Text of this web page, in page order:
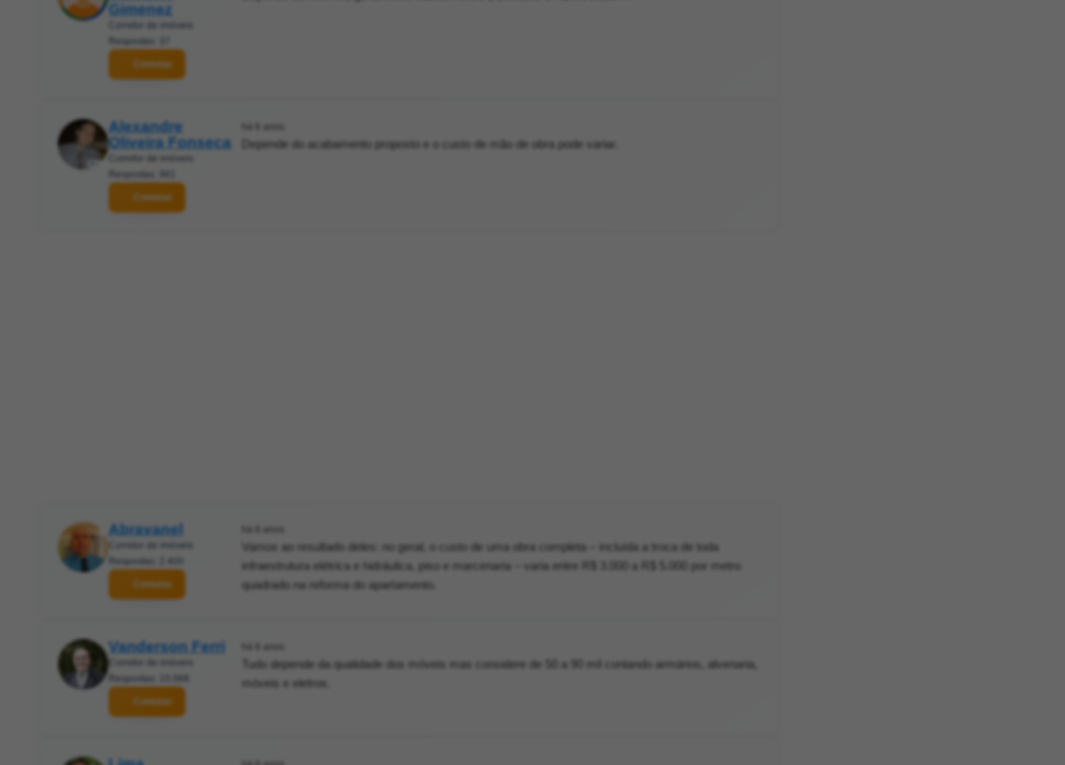
Gimenez
Contatar
Alexandre
Oliveira Fonseca
Contatar
Depende do acabamento proposto e o custo de mão de obra pode variar.
Abravanel
Contatar
Vamos ao resultado deles: no geral, o custo de uma obra completa – incluída a troca de toda
infraestrutura elétrica e hidráulica, piso e marcenaria – varia entre R$ 3.000 a R$ 5.000 por metro
quadrado na reforma do apartamento.
Vanderson Ferri
Contatar
Tudo depende da qualidade dos móveis mas considere de 50 a 90 mil contando armários, alvenaria,
móveis e eletros.